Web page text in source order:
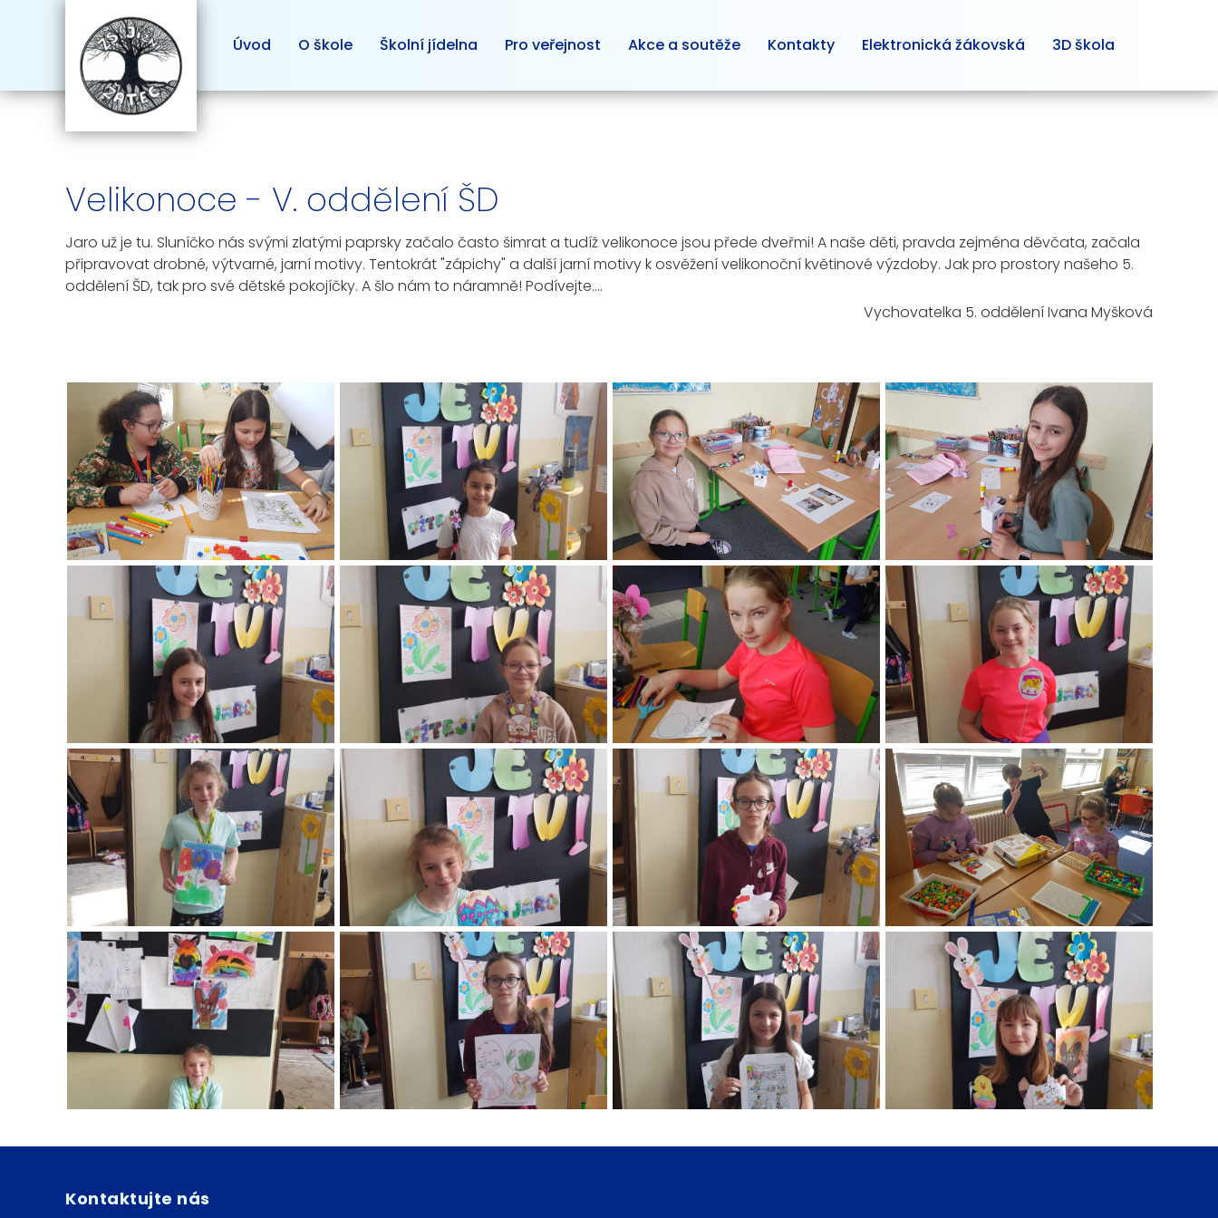
Úvod O škole Školní jídelna Pro veřejnost Akce a soutěže Kontakty Elektronická žákovská 3D škola
Velikonoce - V. oddělení ŠD
Jaro už je tu. Sluníčko nás svými zlatými paprsky začalo často šimrat a tudíž velikonoce jsou přede dveřmi! A naše děti, pravda zejména děvčata, začala
připravovat drobné, výtvarné, jarní motivy. Tentokrát "zápichy" a další jarní motivy k osvěžení velikonoční květinové výzdoby. Jak pro prostory našeho 5.
oddělení ŠD, tak pro své dětské pokojíčky. A šlo nám to náramně! Podívejte....
Vychovatelka 5. oddělení Ivana Myšková
Kontaktujte nás